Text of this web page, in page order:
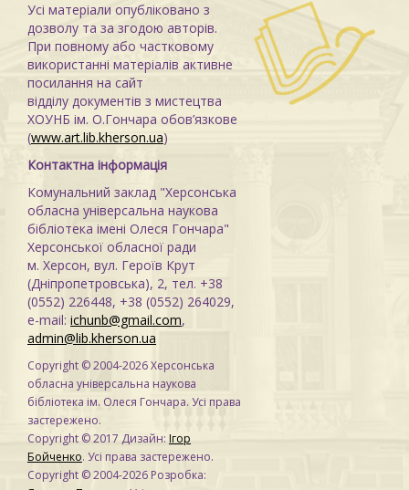
Усі матеріали опубліковано з
дозволу та за згодою авторів.
При повному або частковому
використанні матеріалів активне
посилання на сайт
відділу документів з мистецтва
ХОУНБ ім. О.Гончара обов’язкове
(www.art.lib.kherson.ua)
Контактна інформація
Комунальний заклад "Херсонська
обласна універсальна наукова
бібліотека імені Олеся Гончара"
Херсонської обласної ради
м. Херсон, вул. Героїв Крут
(Дніпропетровська), 2, тел. +38
(0552) 226448, +38 (0552) 264029,
e-mail: ichunb@gmail.com,
admin@lib.kherson.ua
Copyright © 2004-2026 Херсонська
обласна універсальна наукова
бібліотека ім. Олеся Гончара. Усі права
застережено.
Copyright © 2017 Дизайн: Ігор
Бойченко. Усі права застережено.
Copyright © 2004-2026 Розробка: